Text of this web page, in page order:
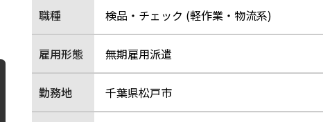
職種 検品・チェック (軽作業・物流系)
雇用形態 無期雇用派遣
勤務地 千葉県松戸市